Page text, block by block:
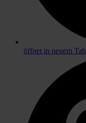
öffnet in neuem Tab